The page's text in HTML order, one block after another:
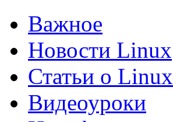
Важное
Новости Linux
Статьи о Linux
Видеоуроки